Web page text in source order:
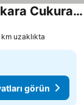
Four Points Flex by Sheraton Ankara Cukurambar
uzaklıkta
görün